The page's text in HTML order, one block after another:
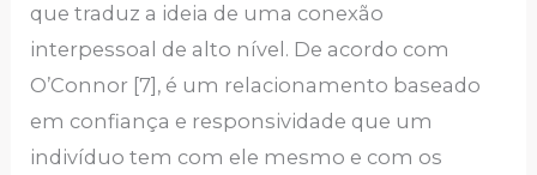
que traduz a ideia de uma conexão
interpessoal de alto nível. De acordo com
O’Connor [7], é um relacionamento baseado
em confiança e responsividade que um
indivíduo tem com ele mesmo e com os